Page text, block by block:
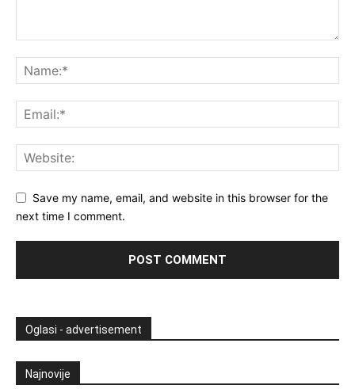
Save my name, email, and website in this browser for the
next time I comment.
Oglasi - advertisement
Najnovije